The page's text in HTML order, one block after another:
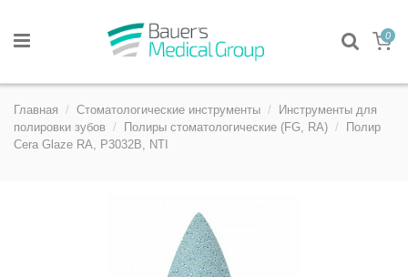
0
Главная Стоматологические инструменты
Инструменты для
полировки зубов
Полиры стоматологические (FG, RA)
Полир
Cera Glaze RA, P3032B, NTI